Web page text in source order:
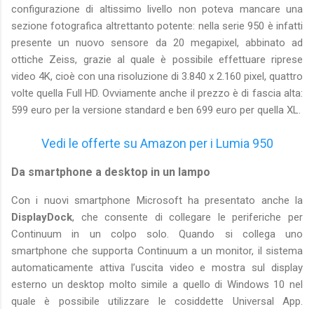
configurazione di altissimo livello non poteva mancare una
sezione fotografica altrettanto potente: nella serie 950 è infatti
presente un nuovo sensore da 20 megapixel, abbinato ad
ottiche Zeiss, grazie al quale è possibile effettuare riprese
video 4K, cioè con una risoluzione di 3.840 x 2.160 pixel, quattro
volte quella Full HD. Ovviamente anche il prezzo è di fascia alta:
599 euro per la versione standard e ben 699 euro per quella XL.
Vedi le offerte su Amazon per i Lumia 950
Da smartphone a desktop in un lampo
Con i nuovi smartphone Microsoft ha presentato anche la
DisplayDock, che consente di collegare le periferiche per
Continuum in un colpo solo. Quando si collega uno
smartphone che supporta Continuum a un monitor, il sistema
automaticamente attiva l’uscita video e mostra sul display
esterno un desktop molto simile a quello di Windows 10 nel
quale è possibile utilizzare le cosiddette Universal App.